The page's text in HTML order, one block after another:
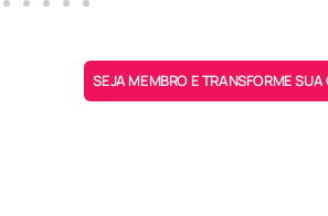
SEJA MEMBRO E TRANSFORME